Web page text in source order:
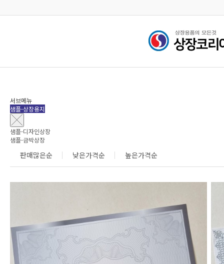
검색
서브메뉴
샘플-상장용지
샘플-디자인상장
샘플-금박상장
판매많은순 낮은가격순 높은가격순